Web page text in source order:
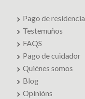
Pago de residencia
Testemuños
FAQS
Pago de cuidador
Quiénes somos
Blog
Opinións